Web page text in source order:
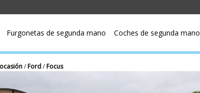
Furgonetas de segunda mano Coches de segunda mano
/Ford/Focus